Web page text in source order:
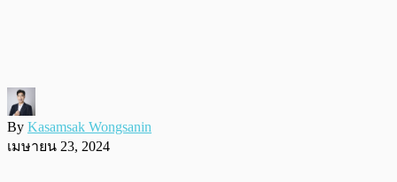
By Kasamsak Wongsanin
เมษายน 23, 2024